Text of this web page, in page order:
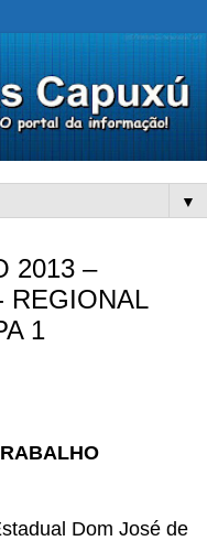
▼
2013 –
REGIONAL
1
Dom José de